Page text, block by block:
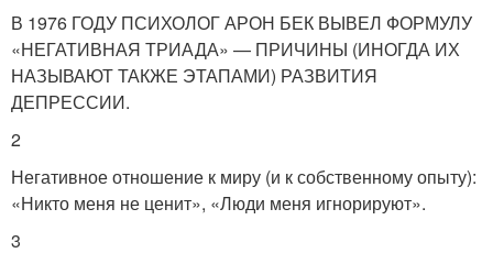
В 1976 ГОДУ ПСИХОЛОГ АРОН БЕК ВЫВЕЛ ФОРМУЛУ
«НЕГАТИВНАЯ ТРИАДА» — ПРИЧИНЫ (ИНОГДА ИХ
НАЗЫВАЮТ ТАКЖЕ ЭТАПАМИ) РАЗВИТИЯ
ДЕПРЕССИИ.
2
Негативное отношение к миру (и к собственному опыту):
«Никто меня не ценит», «Люди меня игнорируют».
3